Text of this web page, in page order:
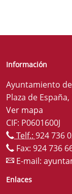
Información
Ayuntamiento
Plaza de
Ver mapa
CIF: P0601600J
Telf.: 924 736
Fax: 924 736
E-mail:
Enlaces